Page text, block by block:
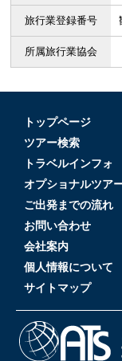
旅行業登録番号
所属旅行業協会
トップページ
ツアー検索
トラベルインフォ
オプショナルツア
ご出発までの流れ
お問い合わせ
会社案内
個人情報について
サイトマップ